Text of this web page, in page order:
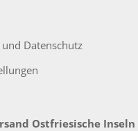
Datenschutz
Ostfriesische Inseln